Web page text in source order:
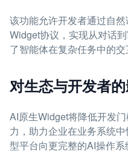
该功能允许开发者通过自
Widget协议，实现从对话
了智能体在复杂任务中的交
对生态与开发者
AI原生Widget将降低开发
力，助力企业在业务系统
型平台向更完整的AI操作系